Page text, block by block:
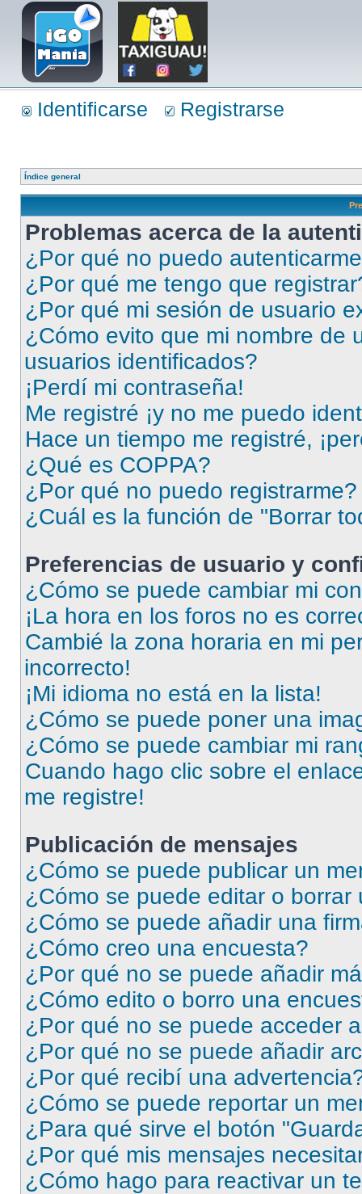
Identificarse Registrarse
Índice general
Problemas acerca de la
¿Por qué no puedo
¿Por qué me tengo que
¿Por qué mi sesión de usuario
¿Cómo evito que mi nombre de
usuarios identificados?
¡Perdí mi contraseña!
Me registré ¡y no me puedo
Hace un tiempo me registré,
¿Qué es COPPA?
¿Por qué no puedo registrarme?
¿Cuál es la función de "Borrar
Preferencias de usuario y
¿Cómo se puede cambiar mi
¡La hora en los foros no es
Cambié la zona horaria en mi
incorrecto!
¡Mi idioma no está en la lista!
¿Cómo se puede poner una
¿Cómo se puede cambiar mi
Cuando hago clic sobre el
me registre!
Publicación de mensajes
¿Cómo se puede publicar un
¿Cómo se puede editar o borrar
¿Cómo se puede añadir una
¿Cómo creo una encuesta?
¿Por qué no se puede añadir
¿Cómo edito o borro una
¿Por qué no se puede acceder
¿Por qué no se puede añadir
¿Por qué recibí una
¿Cómo se puede reportar un
¿Para qué sirve el botón
¿Por qué mis mensajes
¿Cómo hago para reactivar un